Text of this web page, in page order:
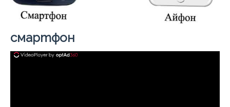
смартфон